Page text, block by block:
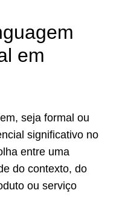
em
seja formal ou
significativo no
entre uma
do contexto, do
ou serviço